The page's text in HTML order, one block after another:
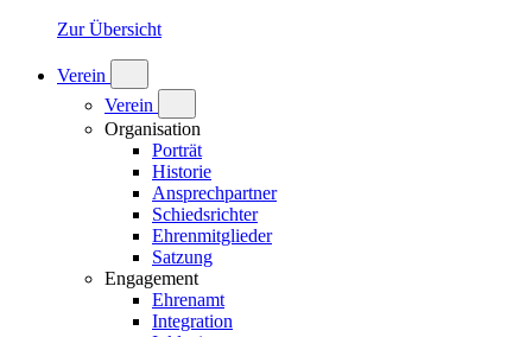
Zur Übersicht
Verein
Verein
Organisation
Porträt
Historie
Ansprechpartner
Schiedsrichter
Ehrenmitglieder
Satzung
Engagement
Ehrenamt
Integration